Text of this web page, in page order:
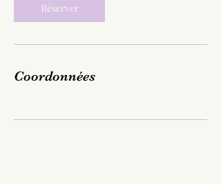
Réserver
Coordonnées